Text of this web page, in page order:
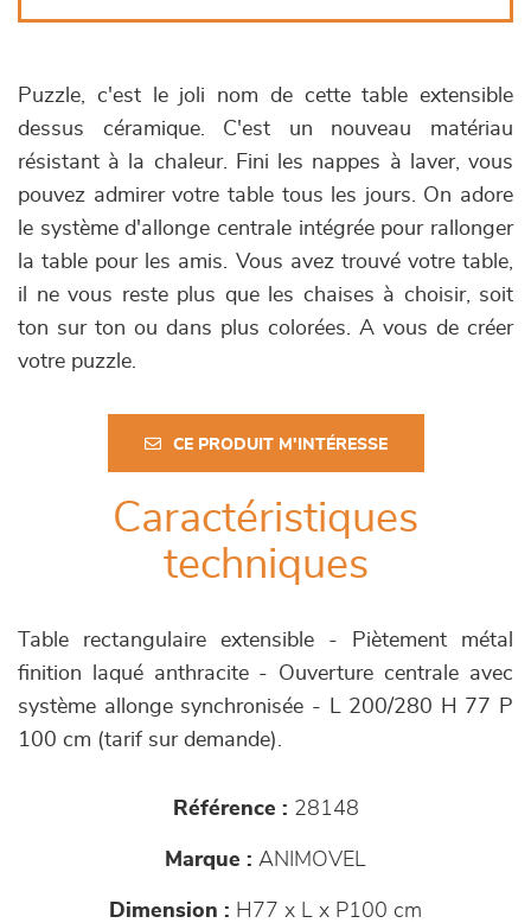
Puzzle, c'est le joli nom de cette table extensible
dessus céramique. C'est un nouveau matériau
résistant à la chaleur. Fini les nappes à laver, vous
pouvez admirer votre table tous les jours. On adore
le système d'allonge centrale intégrée pour rallonger
la table pour les amis. Vous avez trouvé votre table,
il ne vous reste plus que les chaises à choisir, soit
ton sur ton ou dans plus colorées. A vous de créer
votre puzzle.
CE PRODUIT M'INTÉRESSE
Caractéristiques
techniques
Table rectangulaire extensible - Piètement métal
finition laqué anthracite - Ouverture centrale avec
système allonge synchronisée - L 200/280 H 77 P
100 cm (tarif sur demande).
Référence : 28148
Marque : ANIMOVEL
Dimension : H77 x L x P100 cm